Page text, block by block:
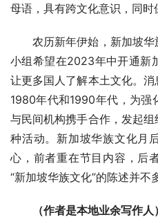
母语，具有跨文化意识，同时
农历新年伊始，新加坡
小组希望在2023年中开通新
让更多国人了解本土文化。
1980年代和1990年代，为强
与民间机构携手合作，发起
种活动。新加坡华族文化月
心，前者重在节目内容，后
“新加坡华族文化”的陈述并不
（作者是本地业余写作人）